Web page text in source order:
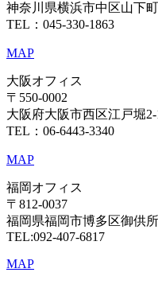
神奈川県横浜市中区山下
TEL：045-330-1863
MAP
大阪オフィス
〒550-0002
大阪府大阪市西区江戸堀
TEL：06-6443-3340
MAP
福岡オフィス
〒812-0037
福岡県福岡市博多区御供
TEL:092-407-6817
MAP